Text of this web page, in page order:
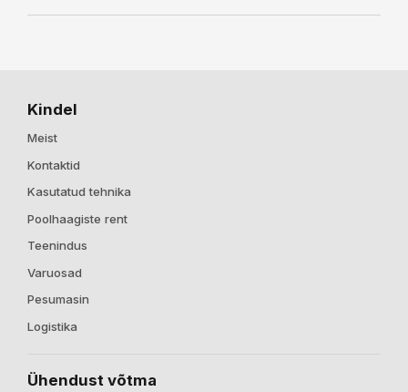
Kindel
Meist
Kontaktid
Kasutatud tehnika
Poolhaagiste rent
Teenindus
Varuosad
Pesumasin
Logistika
Ühendust võtma